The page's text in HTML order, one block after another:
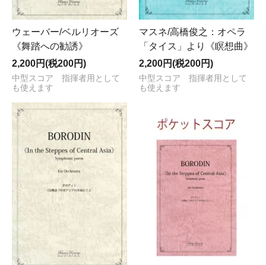
ウェーバー/ベルリオーズ
《舞踏への勧誘》
2,200円(税200円)
中型スコア 指揮者用として
も使えます
マスネ/高橋俊之：オペラ
「タイス」より《瞑想曲》
2,200円(税200円)
中型スコア 指揮者用として
も使えます